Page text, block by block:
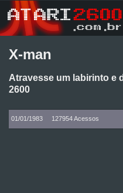
X-man
Atravesse um labirinto e
2600
01/01/1983 127954 Acessos